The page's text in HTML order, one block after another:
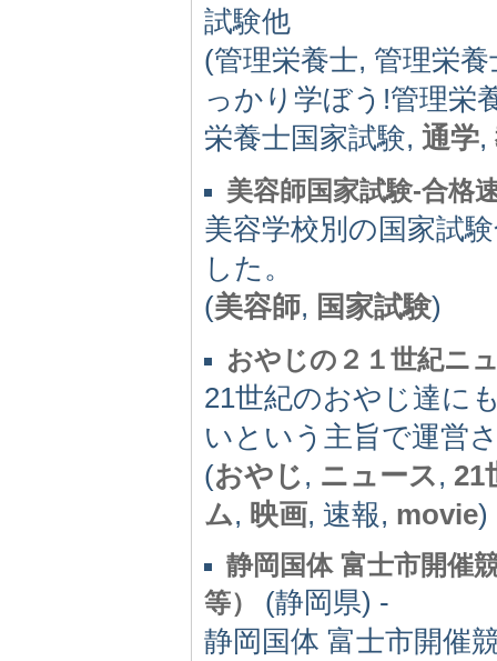
試験他
(管理栄養士, 管理栄
っかり学ぼう!管理栄
栄養士国家試験, 通学,
美容師国家試験-合格
美容学校別の国家試
した。
(美容師, 国家試験)
おやじの２１世紀ニ
21世紀のおやじ達に
いという主旨で運営
(おやじ, ニュース, 21
ム, 映画, 速報, movie)
静岡国体 富士市開催
等）
(静岡県) -
静岡国体 富士市開催